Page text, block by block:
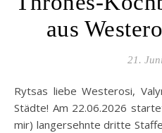
aus
21.
Rytsas liebe Westerosi, Valyrer & Bewohner der Freien
Städte! Am 22.06.2026
mir) langersehnte dritte